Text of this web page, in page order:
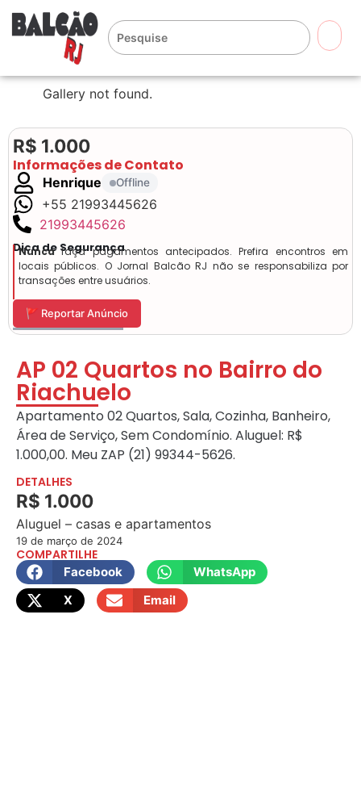
Gallery not found.
R$ 1.000
Informações de Contato
Henrique Offline
+55 21993445626
21993445626
Dica de Segurança
Nuncafaça pagamentos antecipados. Prefira encontros em
locais públicos. O Jornal Balcão RJ não se responsabiliza por
transações entre usuários.
🚩 Reportar Anúncio
AP 02 Quartos no Bairro do
Riachuelo
Apartamento 02 Quartos, Sala, Cozinha, Banheiro,
Área de Serviço, Sem Condomínio. Aluguel: R$
1.000,00. Meu ZAP (21) 99344-5626.
DETALHES
R$ 1.000
Aluguel – casas e apartamentos
19 de março de 2024
COMPARTILHE
Facebook
WhatsApp
X
Email